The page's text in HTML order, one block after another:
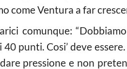
come Ventura a far
comunque:
punti. Cosi’ deve
pressione e non